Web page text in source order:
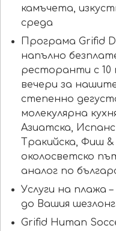
камъчета,
среда
Програма Grifid
напълно
ресторанти с 10
вечери за
степенно
молекулярна
Азиатска,
Тракийска, Фиш
околосветско
аналог по
Услуги на плажа
до Вашия шезлонг
Grifid Human